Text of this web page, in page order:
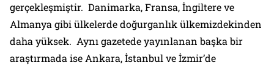
gerçekleşmiştir. Danimarka, Fransa, İngiltere ve
Almanya gibi ülkelerde doğurganlık ülkemizdekinden
daha yüksek. Aynı gazetede yayınlanan başka bir
araştırmada ise Ankara, İstanbul ve İzmir’de